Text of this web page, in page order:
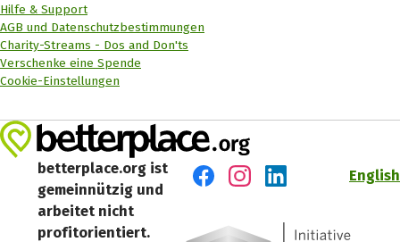
Hilfe & Support
AGB und Datenschutzbestimmungen
Charity-Streams - Dos and Don'ts
Verschenke eine Spende
Cookie-Einstellungen
betterplace.org ist
gemeinnützig und
arbeitet nicht
profitorientiert.
English